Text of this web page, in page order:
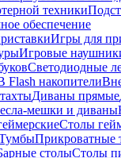
техники
обеспечение
Игры для
Игровые
Светодиодные
Flash накопители
Диваны прямые
мешки и диваны
Столы
Прикроватные
столыСтолы